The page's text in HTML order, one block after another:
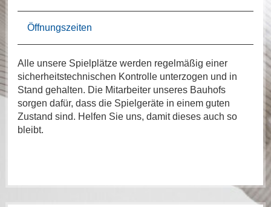
Öffnungszeiten
Alle unsere Spielplätze werden regelmäßig einer
sicherheitstechnischen Kontrolle unterzogen und in
Stand gehalten. Die Mitarbeiter unseres Bauhofs
sorgen dafür, dass die Spielgeräte in einem guten
Zustand sind. Helfen Sie uns, damit dieses auch so
bleibt.